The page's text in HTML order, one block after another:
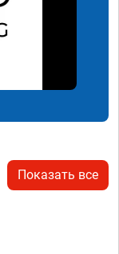
Показать все